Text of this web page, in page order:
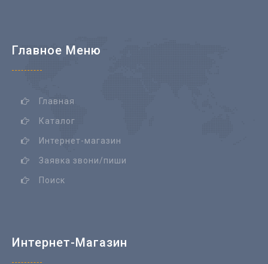
Главное Меню
Главная
Каталог
Интернет-магазин
Заявка звони/пиши
Поиск
Интернет-Магазин